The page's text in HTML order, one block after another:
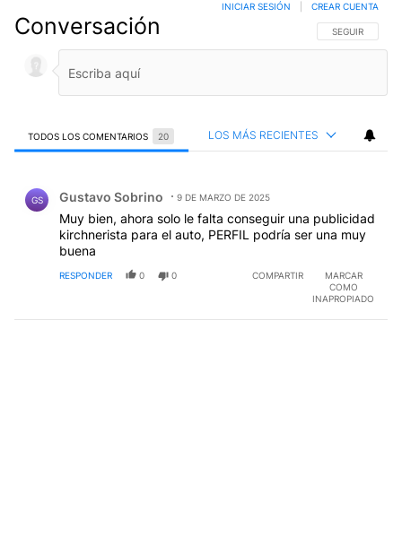
Conversación SIGA ESTA
SEGUIR
INICIAR SESIÓN CREAR CUENTA
TODOS LOS COMENTARIOS 20 LOS MÁS RECIENTES
GS Gustavo Sobrino 9 DE MARZO DE 2025
Muy bien, ahora solo le falta conseguir una publicidad
kirchnerista para el auto, PERFIL podría ser una muy
buena
RESPONDER 0 0 COMPARTIR
MARCAR
COMO
INAPROPIADO